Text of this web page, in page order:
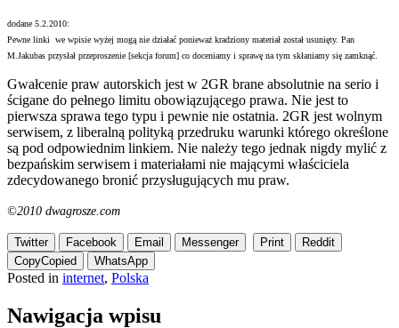
dodane 5.2.2010:
Pewne linki we wpisie wyżej mogą nie działać ponieważ kradziony materiał został usunięty. Pan
M.Jakubas przysłał przeproszenie [sekcja forum] co doceniamy i sprawę na tym skłaniamy się zamknąć.
Gwałcenie praw autorskich jest w 2GR brane absolutnie na serio i
ścigane do pełnego limitu obowiązującego prawa. Nie jest to
pierwsza sprawa tego typu i pewnie nie ostatnia. 2GR jest wolnym
serwisem, z liberalną polityką przedruku warunki którego określone
są pod odpowiednim linkiem. Nie należy tego jednak nigdy mylić z
bezpańskim serwisem i materiałami nie mającymi właściciela
zdecydowanego bronić przysługujących mu praw.
©2010 dwagrosze.com
Twitter Facebook Email Messenger Print
Reddit
CopyCopied WhatsApp
Posted in internet, Polska
Nawigacja wpisu